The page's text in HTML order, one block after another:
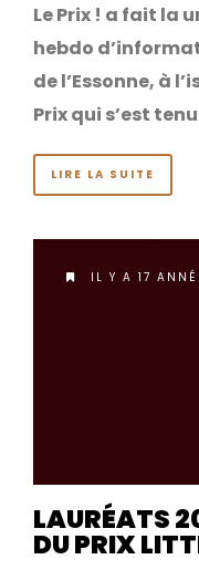
Le Prix ! a fait la
hebdo
de l’Essonne, à
Prix qui s’est
LIRE LA SUITE
IL Y A 17
LAURÉATS
DU PRIX